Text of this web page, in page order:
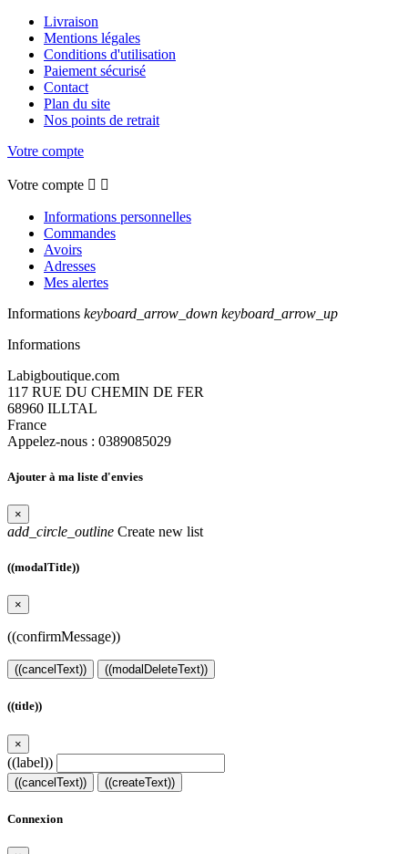
Livraison
Mentions légales
Conditions d'utilisation
Paiement sécurisé
Contact
Plan du site
Nos points de retrait
Votre compte
Votre compte  
Informations personnelles
Commandes
Avoirs
Adresses
Mes alertes
Informations keyboard_arrow_down keyboard_arrow_up
Informations
Labigboutique.com
117 RUE DU CHEMIN DE FER
68960 ILLTAL
France
Appelez-nous : 0389085029
Ajouter à ma liste d'envies
×
add_circle_outline Create new list
((modalTitle))
×
((confirmMessage))
((cancelText)) ((modalDeleteText))
((title))
×
((label))
((cancelText)) ((createText))
Connexion